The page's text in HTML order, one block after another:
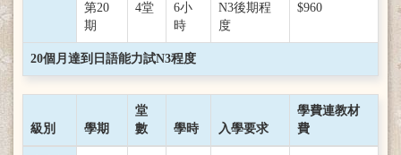
第20
期
4堂
6小
時
N3後期程
度
$960
20個月達到日語能力試N3程度
級別 學期
堂
數
學時 入學要求
學費連教材
費